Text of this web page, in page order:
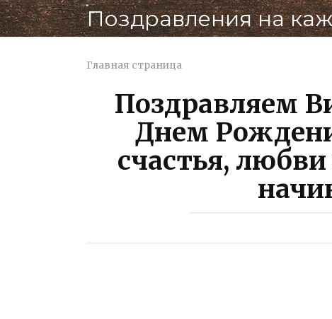
Перейти
к
Поздравления на
Главная страница
Поздравляем
Днем
счастья,